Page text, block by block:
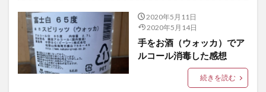
2020年5月11日
2020年5月14日
手をお酒（ウォッカ）でア
ルコール消毒した感想
続きを読む